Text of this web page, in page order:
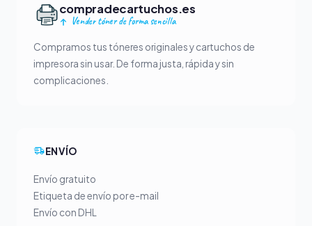
compradecartuchos.es
Vender tóner de forma sencilla
Compramos tus tóneres originales y cartuchos de
impresora sin usar. De forma justa, rápida y sin
complicaciones.
ENVÍO
Envío gratuito
Etiqueta de envío por e-mail
Envío con DHL